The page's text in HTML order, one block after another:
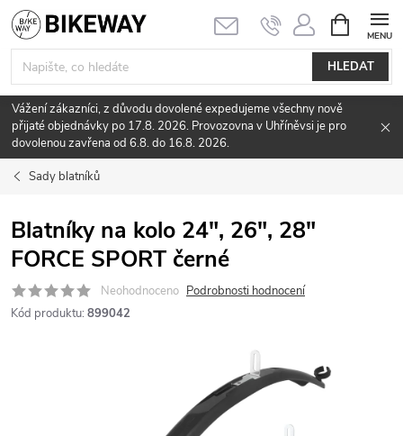
Přejít
na
obsah
HLEDAT
NÁKUPNÍ
KOŠÍK
Vážení zákazníci, z důvodu dovolené expedujeme všechny nově
přijaté objednávky po 17.8. 2026. Provozovna v Uhříněvsi je pro
dovolenou zavřena od 6.8. do 16.8. 2026.
Sady blatníků
Blatníky na kolo 24", 26", 28"
FORCE SPORT černé
Neohodnoceno Podrobnosti hodnocení
Kód produktu: 899042